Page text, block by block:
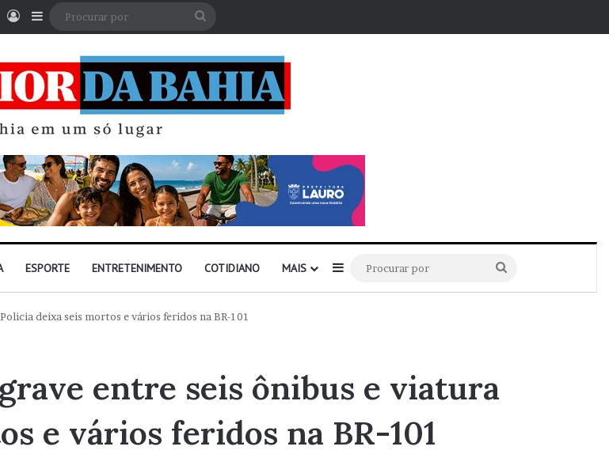
EntrarBarra Lateral
ESPORTE ENTRETENIMENTO COTIDIANO MAIS Barra Lateral
por
deixa seis mortos e vários feridos na BR-101
entre seis ônibus e viatura
e vários feridos na BR-101